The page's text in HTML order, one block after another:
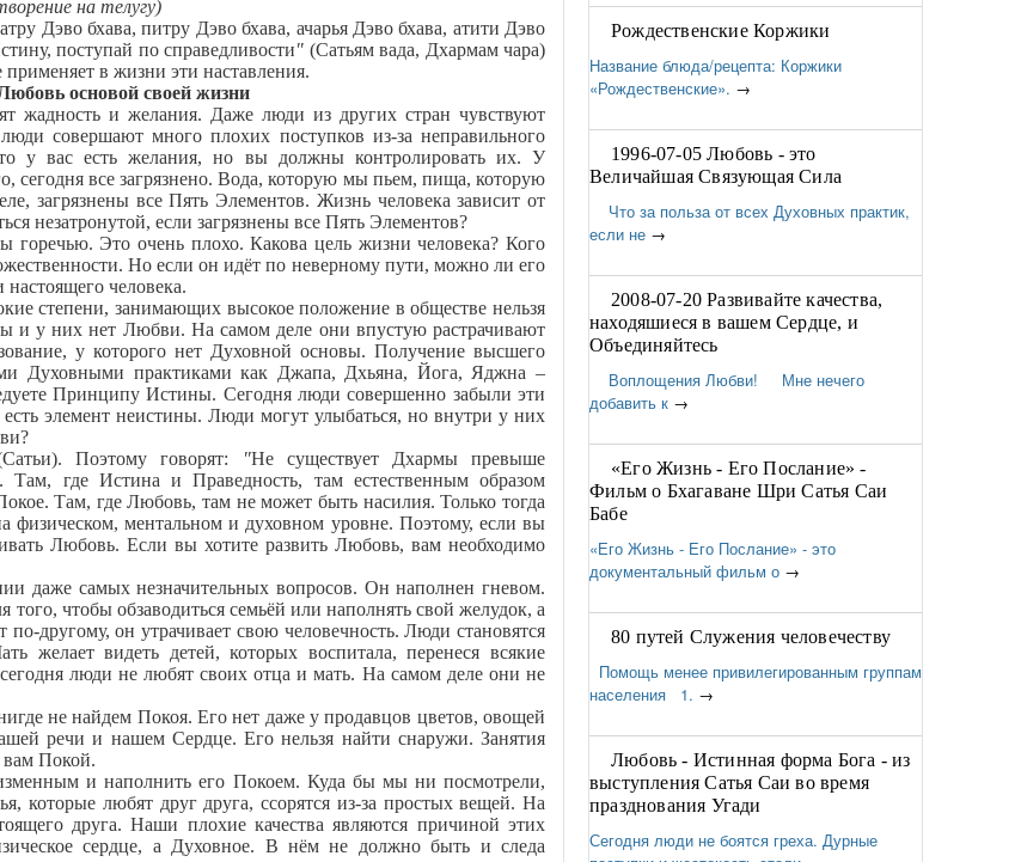
на телугу)
Дэво бхава, питру Дэво бхава, ачарья Дэво бхава, атити Дэво
поступай по справедливости" (Сатьям вада, Дхармам чара)
в жизни эти наставления.
основой своей жизни
и желания. Даже люди из других стран чувствуют
совершают много плохих поступков из-за неправильного
у вас есть желания, но вы должны контролировать их. У
все загрязнено. Вода, которую мы пьем, пища, которую
загрязнены все Пять Элементов. Жизнь человека зависит от
незатронутой, если загрязнены все Пять Элементов?
Это очень плохо. Какова цель жизни человека? Кого
Но если он идёт по неверному пути, можно ли его
настоящего человека.
степени, занимающих высокое положение в обществе нельзя
и у них нет Любви. На самом деле они впустую растрачивают
у которого нет Духовной основы. Получение высшего
Духовными практиками как Джапа, Дхьяна, Йога, Яджна –
Принципу Истины. Сегодня люди совершенно забыли эти
элемент неистины. Люди могут улыбаться, но внутри у них
Поэтому говорят:
"Не существует Дхармы превыше
где Истина и Праведность, там естественным образом
Там, где Любовь, там не может быть насилия. Только тогда
физическом, ментальном и духовном уровне. Поэтому, если вы
Любовь. Если вы хотите развить Любовь, вам необходимо
даже самых незначительных вопросов. Он наполнен гневом.
чтобы обзаводиться семьёй или наполнять свой желудок, а
другому, он утрачивает свою человечность. Люди становятся
желает видеть детей, которых воспитала, перенеся всякие
люди не любят своих отца и мать. На самом деле они не
не найдем Покоя. Его нет даже у продавцов цветов, овощей
речи и нашем Сердце. Его нельзя найти снаружи. Занятия
вам Покой.
и наполнить его Покоем. Куда бы мы ни посмотрели,
которые любят друг друга, ссорятся из-за простых вещей. На
друга. Наши плохие качества являются причиной этих
сердце, а Духовное. В нём не должно быть и следа
Рождественские Коржики
Название блюда/рецепта: Коржики
«Рождественские». →
1996-07-05 Любовь - это
Величайшая Связующая Сила
Что за польза от всех Духовных практик,
если не →
2008-07-20 Развивайте качества,
находяшиеся в вашем Сердце, и
Объединяйтесь
Воплощения Любви! Мне нечего
добавить к →
«Его Жизнь - Его Послание» -
Фильм о Бхагаване Шри Сатья Саи
Бабе
«Его Жизнь - Его Послание» - это
документальный фильм о →
80 путей Служения человечеству
Помощь менее привилегированным группам
населения 1. →
Любовь - Истинная форма Бога - из
выступления Сатья Саи во время
празднования Угади
Сегодня люди не боятся греха. Дурные